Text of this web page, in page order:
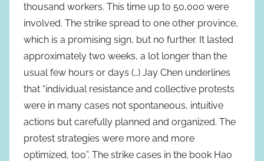
thousand workers. This time up to 50,000 were
involved. The strike spread to one other province,
which is a promising sign, but no further. It lasted
approximately two weeks, a lot longer than the
usual few hours or days (…) Jay Chen underlines
that “individual resistance and collective protests
were in many cases not spontaneous, intuitive
actions but carefully planned and organized. The
protest strategies were more and more
optimized, too”. The strike cases in the book Hao